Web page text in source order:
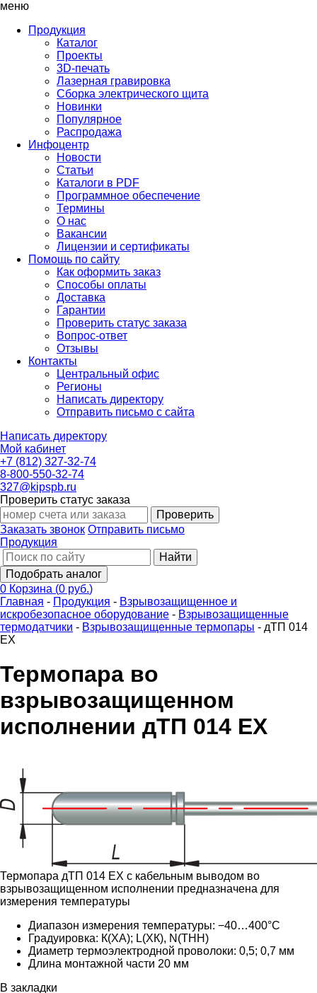
меню
Продукция
Каталог
Проекты
3D-печать
Лазерная гравировка
Сборка электрического щита
Новинки
Популярное
Распродажа
Инфоцентр
Новости
Статьи
Каталоги в PDF
Программное обеспечение
Термины
О нас
Вакансии
Лицензии и сертификаты
Помощь по сайту
Как оформить заказ
Способы оплаты
Доставка
Гарантии
Проверить статус заказа
Вопрос-ответ
Отзывы
Контакты
Центральный офис
Регионы
Написать директору
Отправить письмо с сайта
Написать директору
Мой кабинет
+7 (812) 327-32-74
8-800-550-32-74
327@kipspb.ru
Проверить статус заказа
Проверить
Заказать звонок Отправить письмо
Продукция
Найти
Подобрать аналог
0 Корзина (0 руб.)
Главная - Продукция - Взрывозащищенное и
искробезопасное оборудование - Взрывозащищенные
термодатчики - Взрывозащищенные термопары - дТП 014
EX
Термопара во
взрывозащищенном
исполнении дТП 014 EX
Термопара дТП 014 EX с кабельным выводом во
взрывозащищенном исполнении предназначена для
измерения температуры
Диапазон измерения температуры: −40…400°С
Градуировка: К(ХА); L(ХК), N(ТНН)
Диаметр термоэлектродной проволоки: 0,5; 0,7 мм
Длина монтажной части 20 мм
В закладки